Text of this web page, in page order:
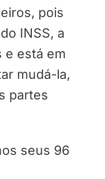
pois
INSS, a
e está em
mudá-la,
partes
seus 96